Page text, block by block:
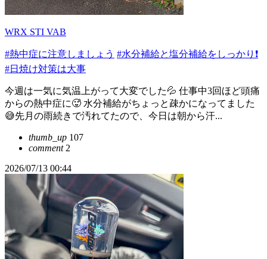
WRX STI VAB
#熱中症に注意しましょう #水分補給と塩分補給をしっかり❗️
#日焼け対策は大事
今週は一気に気温上がって大変でした💦 仕事中3回ほど頭痛
からの熱中症に🥵 水分補給がちょっと疎かになってました
😅先月の雨続きで汚れてたので、今日は朝から汗...
thumb_up 107
comment2
2026/07/13 00:44